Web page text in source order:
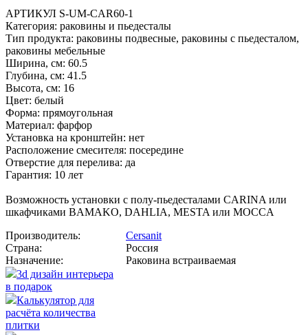
АРТИКУЛ S-UM-CAR60-1
Категория: раковины и пьедесталы
Тип продукта: раковины подвесные, раковины с пьедесталом,
раковины мебельные
Ширина, см: 60.5
Глубина, см: 41.5
Высота, см: 16
Цвет: белый
Форма: прямоугольная
Материал: фарфор
Установка на кронштейн: нет
Расположение смесителя: посередине
Отверстие для перелива: да
Гарантия: 10 лет
Возможность установки с полу-пьедесталами CARINA или
шкафчиками BAMAKO, DAHLIA, MESTA или MOCCA
Производитель:
Cersanit
Страна:
Россия
Назначение:
Раковина встраиваемая
3d дизайн интерьера
в подарок
Калькулятор для
расчёта количества
плитки